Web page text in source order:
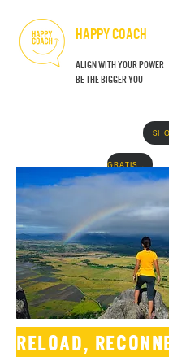
HAPPY COACH
align with your power
BE THE BIGGER YOU
GRATIS BOEK